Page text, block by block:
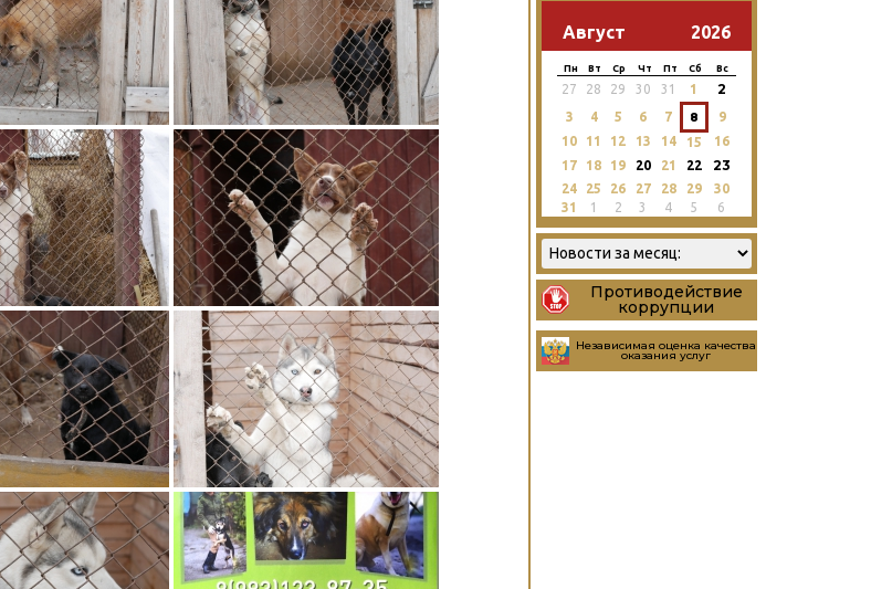
Август 2026
Пн Вт Ср Чт Пт Сб Вс
27 28 29 30 31 1 2
3 4 5 6 7 8
9
10
11 12 13 14 15
16
17
18 19 20 21 22 23
24 25 26 27 28 29
30
31
1 2 3 4 5 6
Противодействие
коррупции
Независимая оценка качества
оказания услуг